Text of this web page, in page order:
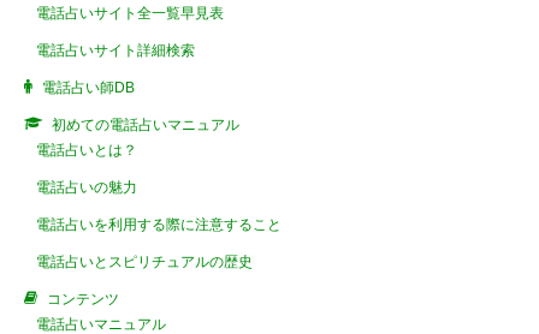
電話占いサイト全一覧早見表
電話占いサイト詳細検索
電話占い師DB
初めての電話占いマニュアル
電話占いとは？
電話占いの魅力
電話占いを利用する際に注意すること
電話占いとスピリチュアルの歴史
コンテンツ
電話占いマニュアル